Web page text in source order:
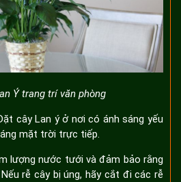
Ý trang trí văn phòng
cây Lan ý ở nơi có ánh sáng yếu
mặt trời trực tiếp.
lượng nước tưới và đảm bảo rằng
rễ cây bị úng, hãy cắt đi các rễ